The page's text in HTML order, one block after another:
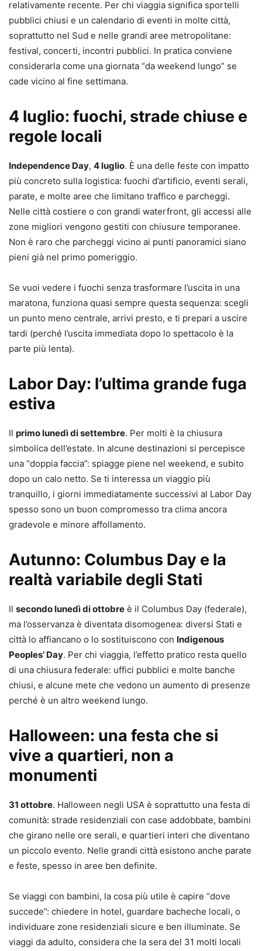
relativamente recente. Per chi viaggia significa sportelli
pubblici chiusi e un calendario di eventi in molte città,
soprattutto nel Sud e nelle grandi aree metropolitane:
festival, concerti, incontri pubblici. In pratica conviene
considerarla come una giornata “da weekend lungo” se
cade vicino al fine settimana.
4 luglio: fuochi, strade chiuse e
regole locali
Independence Day, 4 luglio. È una delle feste con impatto
più concreto sulla logistica: fuochi d’artificio, eventi serali,
parate, e molte aree che limitano traffico e parcheggi.
Nelle città costiere o con grandi waterfront, gli accessi alle
zone migliori vengono gestiti con chiusure temporanee.
Non è raro che parcheggi vicino ai punti panoramici siano
pieni già nel primo pomeriggio.
Se vuoi vedere i fuochi senza trasformare l’uscita in una
maratona, funziona quasi sempre questa sequenza: scegli
un punto meno centrale, arrivi presto, e ti prepari a uscire
tardi (perché l’uscita immediata dopo lo spettacolo è la
parte più lenta).
Labor Day: l’ultima grande fuga
estiva
Il primo lunedì di settembre. Per molti è la chiusura
simbolica dell’estate. In alcune destinazioni si percepisce
una “doppia faccia”: spiagge piene nel weekend, e subito
dopo un calo netto. Se ti interessa un viaggio più
tranquillo, i giorni immediatamente successivi al Labor Day
spesso sono un buon compromesso tra clima ancora
gradevole e minore affollamento.
Autunno: Columbus Day e la
realtà variabile degli Stati
Il secondo lunedì di ottobre è il Columbus Day (federale),
ma l’osservanza è diventata disomogenea: diversi Stati e
città lo affiancano o lo sostituiscono con Indigenous
Peoples’ Day. Per chi viaggia, l’effetto pratico resta quello
di una chiusura federale: uffici pubblici e molte banche
chiusi, e alcune mete che vedono un aumento di presenze
perché è un altro weekend lungo.
Halloween: una festa che si
vive a quartieri, non a
monumenti
31 ottobre. Halloween negli USA è soprattutto una festa di
comunità: strade residenziali con case addobbate, bambini
che girano nelle ore serali, e quartieri interi che diventano
un piccolo evento. Nelle grandi città esistono anche parate
e feste, spesso in aree ben definite.
Se viaggi con bambini, la cosa più utile è capire “dove
succede”: chiedere in hotel, guardare bacheche locali, o
individuare zone residenziali sicure e ben illuminate. Se
viaggi da adulto, considera che la sera del 31 molti locali